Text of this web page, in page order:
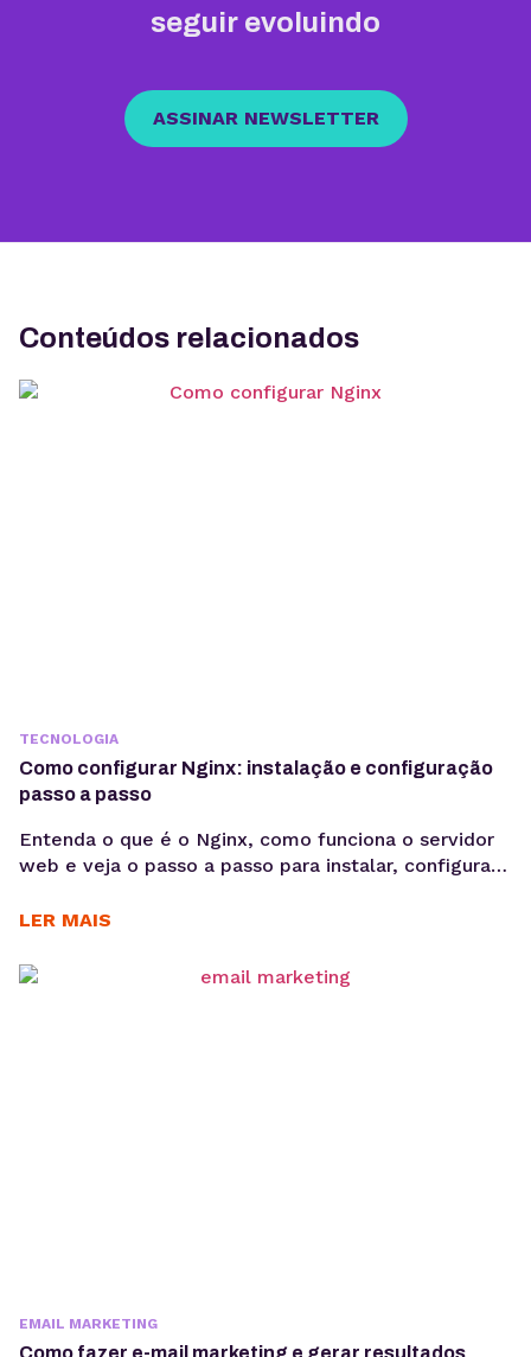
seguir evoluindo
ASSINAR NEWSLETTER
Conteúdos relacionados
TECNOLOGIA
Como configurar Nginx: instalação e configuração
passo a passo
Entenda o que é o Nginx, como funciona o servidor
web e veja o passo a passo para instalar, configurar
Aprender como configurar Nginx é um passo
sites em produção com mais desempenho e
LER MAIS
EMAIL MARKETING